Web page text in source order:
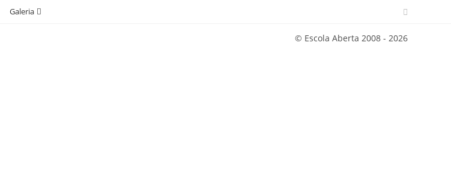
Galeria
© Escola Aberta 2008 - 2026